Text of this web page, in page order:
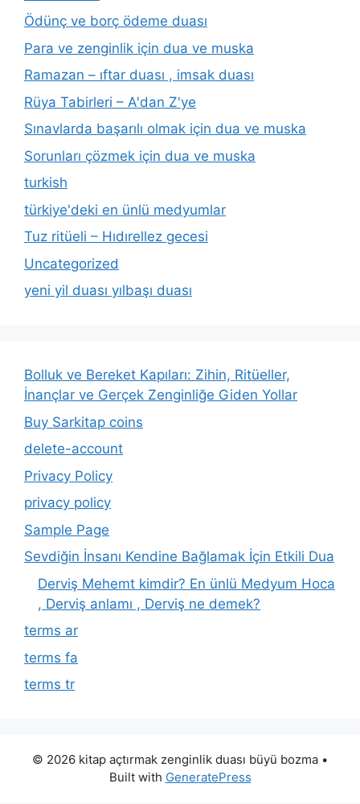
Ödünç ve borç ödeme duası
Para ve zenginlik için dua ve muska
Ramazan – ıftar duası , imsak duası
Rüya Tabirleri – A'dan Z'ye
Sınavlarda başarılı olmak için dua ve muska
Sorunları çözmek için dua ve muska
turkish
türkiye'deki en ünlü medyumlar
Tuz ritüeli – Hıdırellez gecesi
Uncategorized
yeni yil duası yılbaşı duası
Bolluk ve Bereket Kapıları: Zihin, Ritüeller,
İnançlar ve Gerçek Zenginliğe Giden Yollar
Buy Sarkitap coins
delete-account
Privacy Policy
privacy policy
Sample Page
Sevdiğin İnsanı Kendine Bağlamak İçin Etkili Dua
Derviş Mehemt kimdir? En ünlü Medyum Hoca
, Derviş anlamı , Derviş ne demek?
terms ar
terms fa
terms tr
© 2026 kitap açtırmak zenginlik duası büyü bozma •
Built with GeneratePress